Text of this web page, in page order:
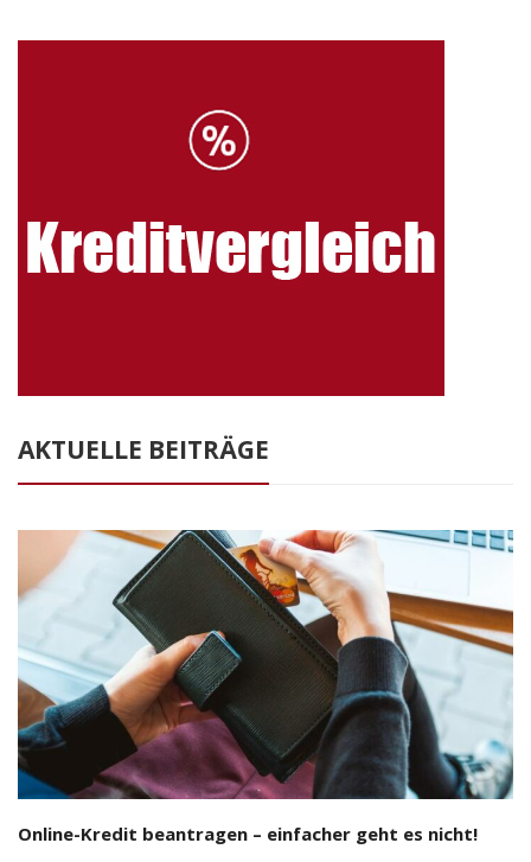
AKTUELLE BEITRÄGE
Online-Kredit beantragen – einfacher geht es nicht!